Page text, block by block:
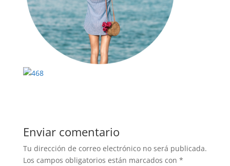
Enviar comentario
Tu dirección de correo electrónico no será publicada.
Los campos obligatorios están marcados con *